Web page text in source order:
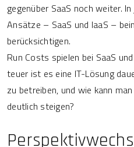
gegenüber SaaS noch weiter.
Ansätze – SaaS und IaaS –
berücksichtigen.
Run Costs spielen bei SaaS
teuer ist es eine IT-Lösung
zu betreiben, und wie kann
deutlich steigen?